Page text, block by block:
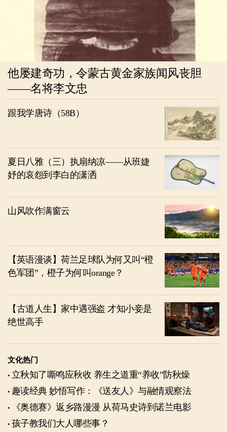
他屡建奇功，令蒙古黄金家族闻风丧胆
——名将李文忠
跟我学唐诗（58B）
夏日八雅（三）执扇纳凉——从班婕
妤的哀怨到李白的潇洒
山风吹作满窗云
【英语漫谈】荷兰足球队为何又叫“橙
色军团”，橙子为何叫orange？
【古道人生】家中遇强盗 才知小妾是
绝世高手
文化热门
立秋知了嘶鸣应秋收 养生之道重“养收”防秋燥
趣读经典 妙悟写作：《送友人》与融情观察法
《奥德赛》返乡路漫漫 从荷马史诗到诺兰电影
孩子教我们大人哪些事？